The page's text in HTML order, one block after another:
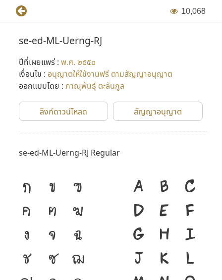
10,068
se-ed-ML-Uerng-RJ
ปีที่เผยแพร่ : พ.ศ. ๒๕๕๐
เงื่อนไข : อนุญาตให้ใช้งานฟรี ตามสัญญาอนุญาต
ออกแบบโดย : ภาณุพันธุ์ ตะลันกูล
ลิงก์ดาวน์โหลด สัญญาอนุญาต
se-ed-ML-Uerng-RJ Regular
ก ข
ฃ
ค
ฅ
ฆ
ง
จ
ฉ
ช
ซ
ฌ
A B
C
D
E
F
G
H
I
J
K
L